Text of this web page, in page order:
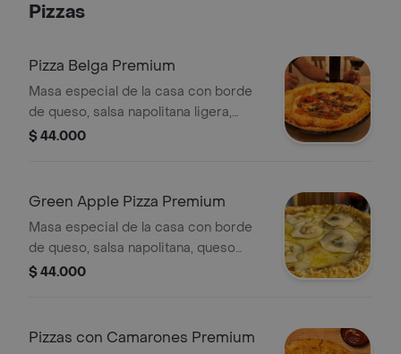
Pizzas
Pizza Belga Premium
Masa especial de la casa con borde
de queso, salsa napolitana ligera,
queso mozzarella, pepperoni, queso
$ 44.000
Green Apple Pizza Premium
Masa especial de la casa con borde
de queso, salsa napolitana, queso
mozzarella, manzana verde, queso
$ 44.000
Pizzas con Camarones Premium